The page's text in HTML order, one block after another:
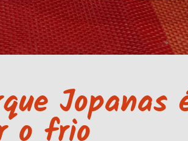
Jopanas